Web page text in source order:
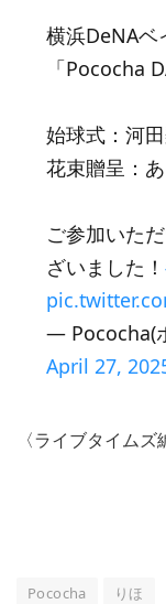
横浜DeNAベ
「Pococha
始球式：河
花束贈呈：
ご参加いた
ざいました！
— Pococha(
April 27,
〈ライブタイムズ
Pococha りほ